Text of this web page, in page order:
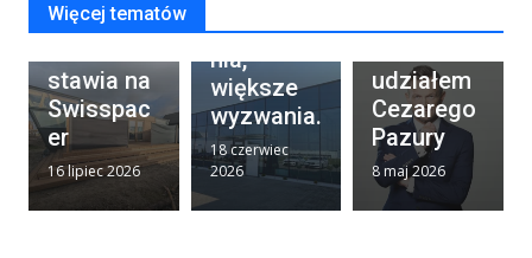
Więcej tematów
TechTiny
stawia na
Swisspac
er
16 lipiec 2026
przeszkle
nia,
większe
wyzwania.
18 czerwiec
2026
kampanię
udziałem
Cezarego
Pazury
8 maj 2026